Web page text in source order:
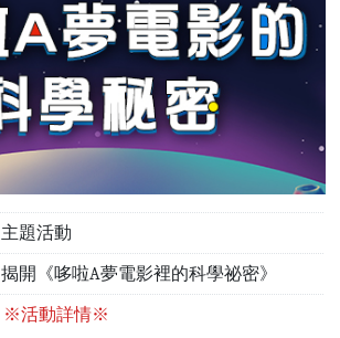
主題活動
揭開《哆啦A夢電影裡的科學祕密》
※活動詳情※